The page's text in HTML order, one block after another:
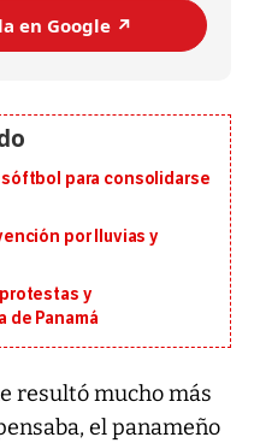
en Google ↗️
sóftbol para consolidarse
por lluvias y
y
Panamá
resultó mucho más
el panameño